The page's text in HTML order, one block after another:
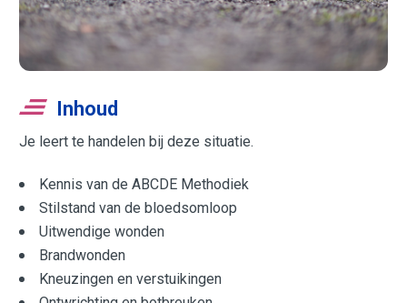
Inhoud
Je leert te handelen bij deze situatie.
Kennis van de ABCDE Methodiek
Stilstand van de bloedsomloop
Uitwendige wonden
Brandwonden
Kneuzingen en verstuikingen